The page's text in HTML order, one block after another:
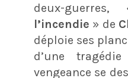
deux-
l’incendie » de
déploie ses
d’une
vengeance se